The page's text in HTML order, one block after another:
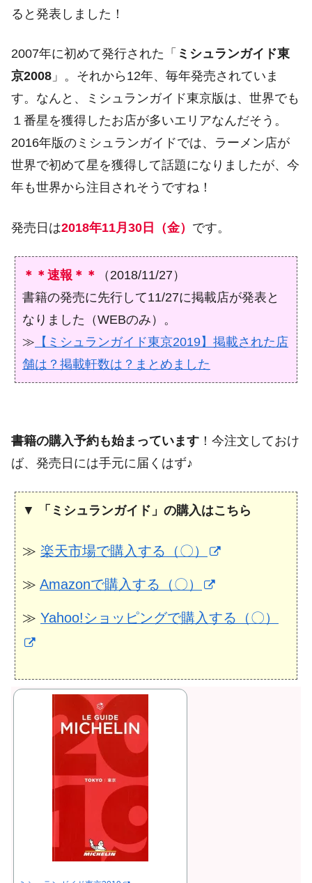
ると発表しました！
2007年に初めて発行された「 ミシュランガイド東
京2008 」。それから12年、毎年発売されていま
す。なんと、ミシュランガイド東京版は、世界でも
１番星を獲得したお店が多いエリアなんだそう。
2016年版のミシュランガイドでは、ラーメン店が
世界で初めて星を獲得して話題になりましたが、今
年も世界から注目されそうですね！
発売日は2018年11月30日（金） です。
＊＊速報＊＊
（2018/11/27）
書籍の発売に先行して11/27に掲載店が発表と
なりました（WEBのみ）。
≫ 【ミシュランガイド東京2019】掲載された店
舗は？掲載軒数は？まとめました
書籍の購入予約も始まっています ！今注文しておけ
ば、発売日には手元に届くはず♪
▼ 「ミシュランガイド」の購入はこちら
≫ 楽天市場で購入する（〇）
≫ Amazonで購入する（〇）
≫ Yahoo!ショッピングで購入する（〇）